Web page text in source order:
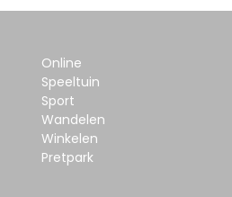
Online
Speeltuin
Sport
Wandelen
Winkelen
Pretpark